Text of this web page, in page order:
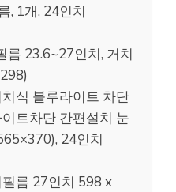
, 1개, 24인치
름 23.6~27인치, 거치
식 블루라이트 차단
트차단 간편설치 눈
24인치
름 27인치 598 x